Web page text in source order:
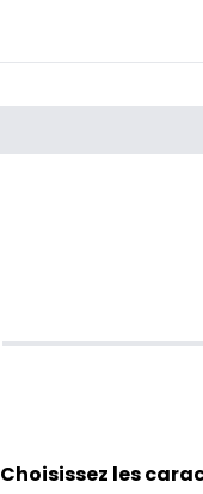
Choisissez les